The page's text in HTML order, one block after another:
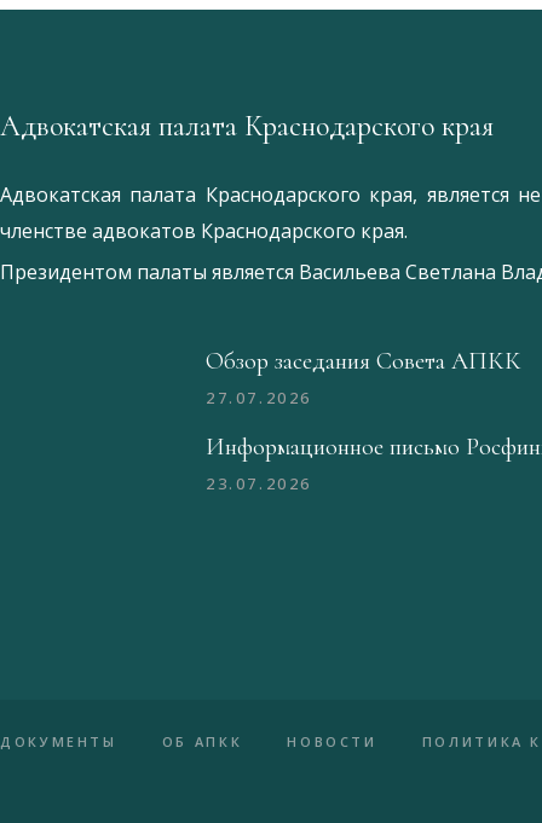
Адвокатская палата Краснодарского края
Адвокатская палата Краснодарского края, является
членстве адвокатов Краснодарского края.
Президентом палаты является Ваcильева Светлана
Обзор заседания Совета АПКК
27.07.2026
Информационное письмо
23.07.2026
ДОКУМЕНТЫ ОБ АПКК НОВОСТИ ПОЛИТИКА